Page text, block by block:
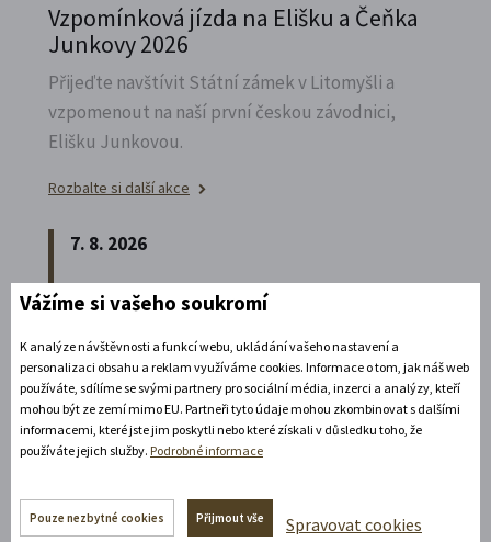
Vzpomínková jízda na Elišku a Čeňka
Junkovy 2026
Přijeďte navštívit Státní zámek v Litomyšli a
vzpomenout na naší první českou závodnici,
Elišku Junkovou.
Rozbalte si další akce
7. 8. 2026
Speciální prohlídka chrámu s
Ludmilou Marešovou
Kesselgruberovou
Vydejte se na komentovanou prohlídku
piaristického chrámu Nalezení sv.Kříže s
poznejte jeho interiéry i bohatou sochařskou
výzdobu z trochu jiné perspektivy.
Vážíme si vašeho soukromí
K analýze návštěvnosti a funkcí webu, ukládání vašeho nastavení a
personalizaci obsahu a reklam využíváme cookies. Informace o tom, jak náš web
používáte, sdílíme se svými partnery pro sociální média, inzerci a analýzy, kteří
mohou být ze zemí mimo EU. Partneři tyto údaje mohou zkombinovat s dalšími
informacemi, které jste jim poskytli nebo které získali v důsledku toho, že
používáte jejich služby. Podrobné informace
Pouze nezbytné cookies Přijmout vše Spravovat cookies